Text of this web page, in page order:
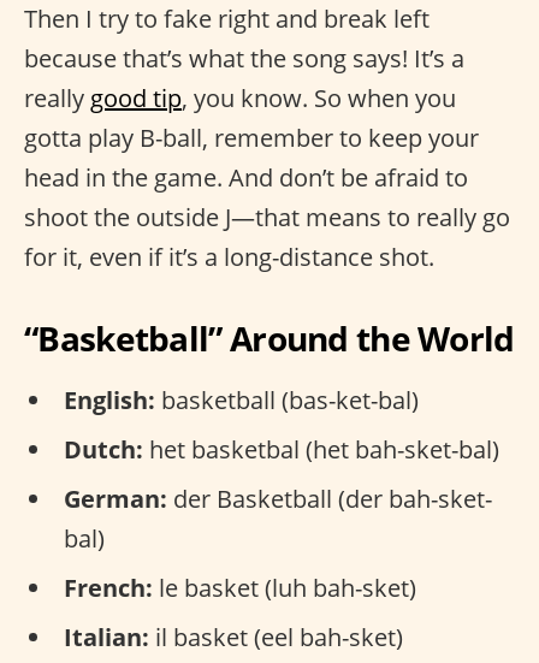
Then I try to fake right and break left
because that’s what the song says! It’s a
really good tip, you know. So when you
gotta play B-ball, remember to keep your
head in the game. And don’t be afraid to
shoot the outside J—that means to really go
for it, even if it’s a long-distance shot.
“Basketball” Around the World
English: basketball (bas-ket-bal)
Dutch: het basketbal (het bah-sket-bal)
German: der Basketball (der bah-sket-
bal)
French: le basket (luh bah-sket)
Italian: il basket (eel bah-sket)